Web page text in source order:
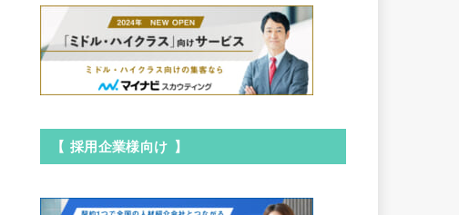
【 採用企業様向け 】